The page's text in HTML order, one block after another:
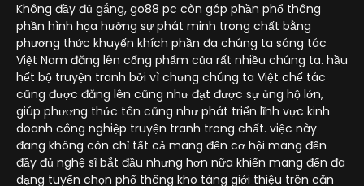
Không đầy đủ gắng, go88 pc còn góp phần phổ thông
phần hình họa hưởng sự phát minh trong chất bằng
phương thức khuyến khích phần đa chúng ta sáng tác
Việt Nam đăng lên cống phẩm của rất nhiều chúng ta. hầu
hết bộ truyện tranh bởi vì chưng chúng ta Việt chế tác
cũng được đăng lên cũng như đạt được sự ủng hộ lớn,
giúp phương thức tân cũng như phát triển lĩnh vực kinh
doanh công nghiệp truyện tranh trong chất. việc này
đang không còn chỉ tất cả mang đến cơ hội mang đến
đầy đủ nghệ sĩ bắt đầu nhưng hơn nữa khiến mang đến đa
dạng tuyển chọn phổ thông kho tàng giới thiệu trên căn